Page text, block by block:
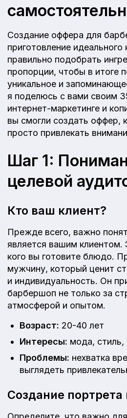
Создание оффера для
приготовление
правильно подобрать
пропорции, чтобы в итоге
уникальное и
я поделюсь с вами своим
интернет-маркетинге и
вы смогли создать оффер,
просто привлекать
Шаг 1:
целевой
Кто ваш клиент?
Прежде всего, важно
является вашим клиентом.
кого вы готовите блюдо.
мужчину, который ценит
и индивидуальность. Он
барбершоп не только за
атмосферой и опытом.
Возраст: 20-40 лет
Интересы: мода, стиль,
Проблемы: нехватка
выглядеть
Создание портрета